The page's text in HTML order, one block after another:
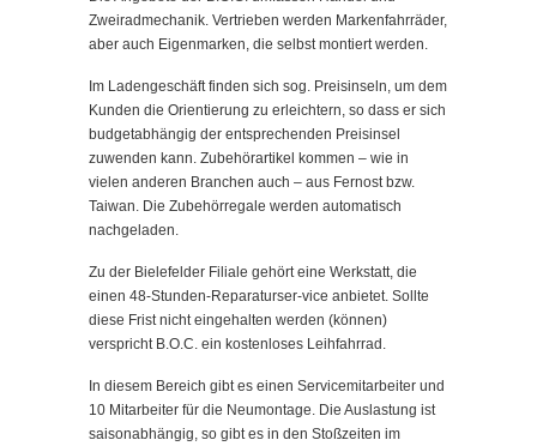
Zweiradmechanik. Vertrieben werden Markenfahrräder,
aber auch Eigenmarken, die selbst montiert werden.
Im Ladengeschäft finden sich sog. Preisinseln, um dem
Kunden die Orientierung zu erleichtern, so dass er sich
budgetabhängig der entsprechenden Preisinsel
zuwenden kann. Zubehörartikel kommen – wie in
vielen anderen Branchen auch – aus Fernost bzw.
Taiwan. Die Zubehörregale werden automatisch
nachgeladen.
Zu der Bielefelder Filiale gehört eine Werkstatt, die
einen 48-Stunden-Reparaturser-vice anbietet. Sollte
diese Frist nicht eingehalten werden (können)
verspricht B.O.C. ein kostenloses Leihfahrrad.
In diesem Bereich gibt es einen Servicemitarbeiter und
10 Mitarbeiter für die Neumontage. Die Auslastung ist
saisonabhängig, so gibt es in den Stoßzeiten im